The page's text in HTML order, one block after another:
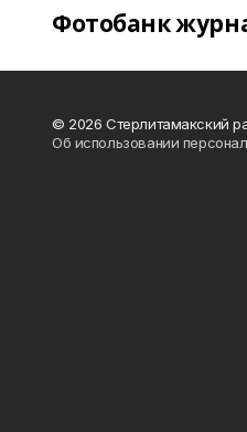
Фотобанк
© 2026 Стерлитамакский
Об использовании